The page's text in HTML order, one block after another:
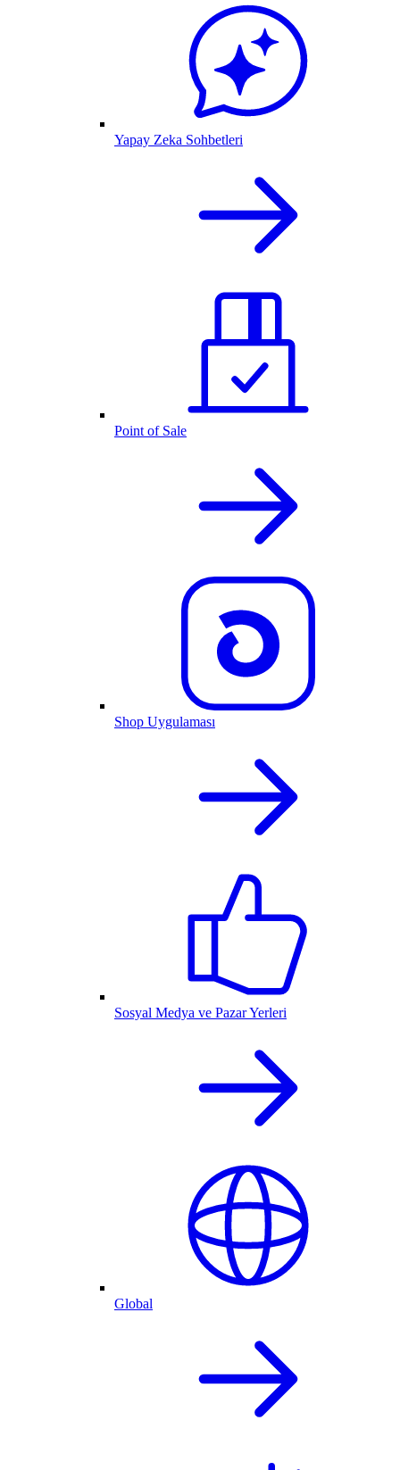
Yapay Zeka Sohbetleri
Point of Sale
Shop Uygulaması
Sosyal Medya ve Pazar Yerleri
Global